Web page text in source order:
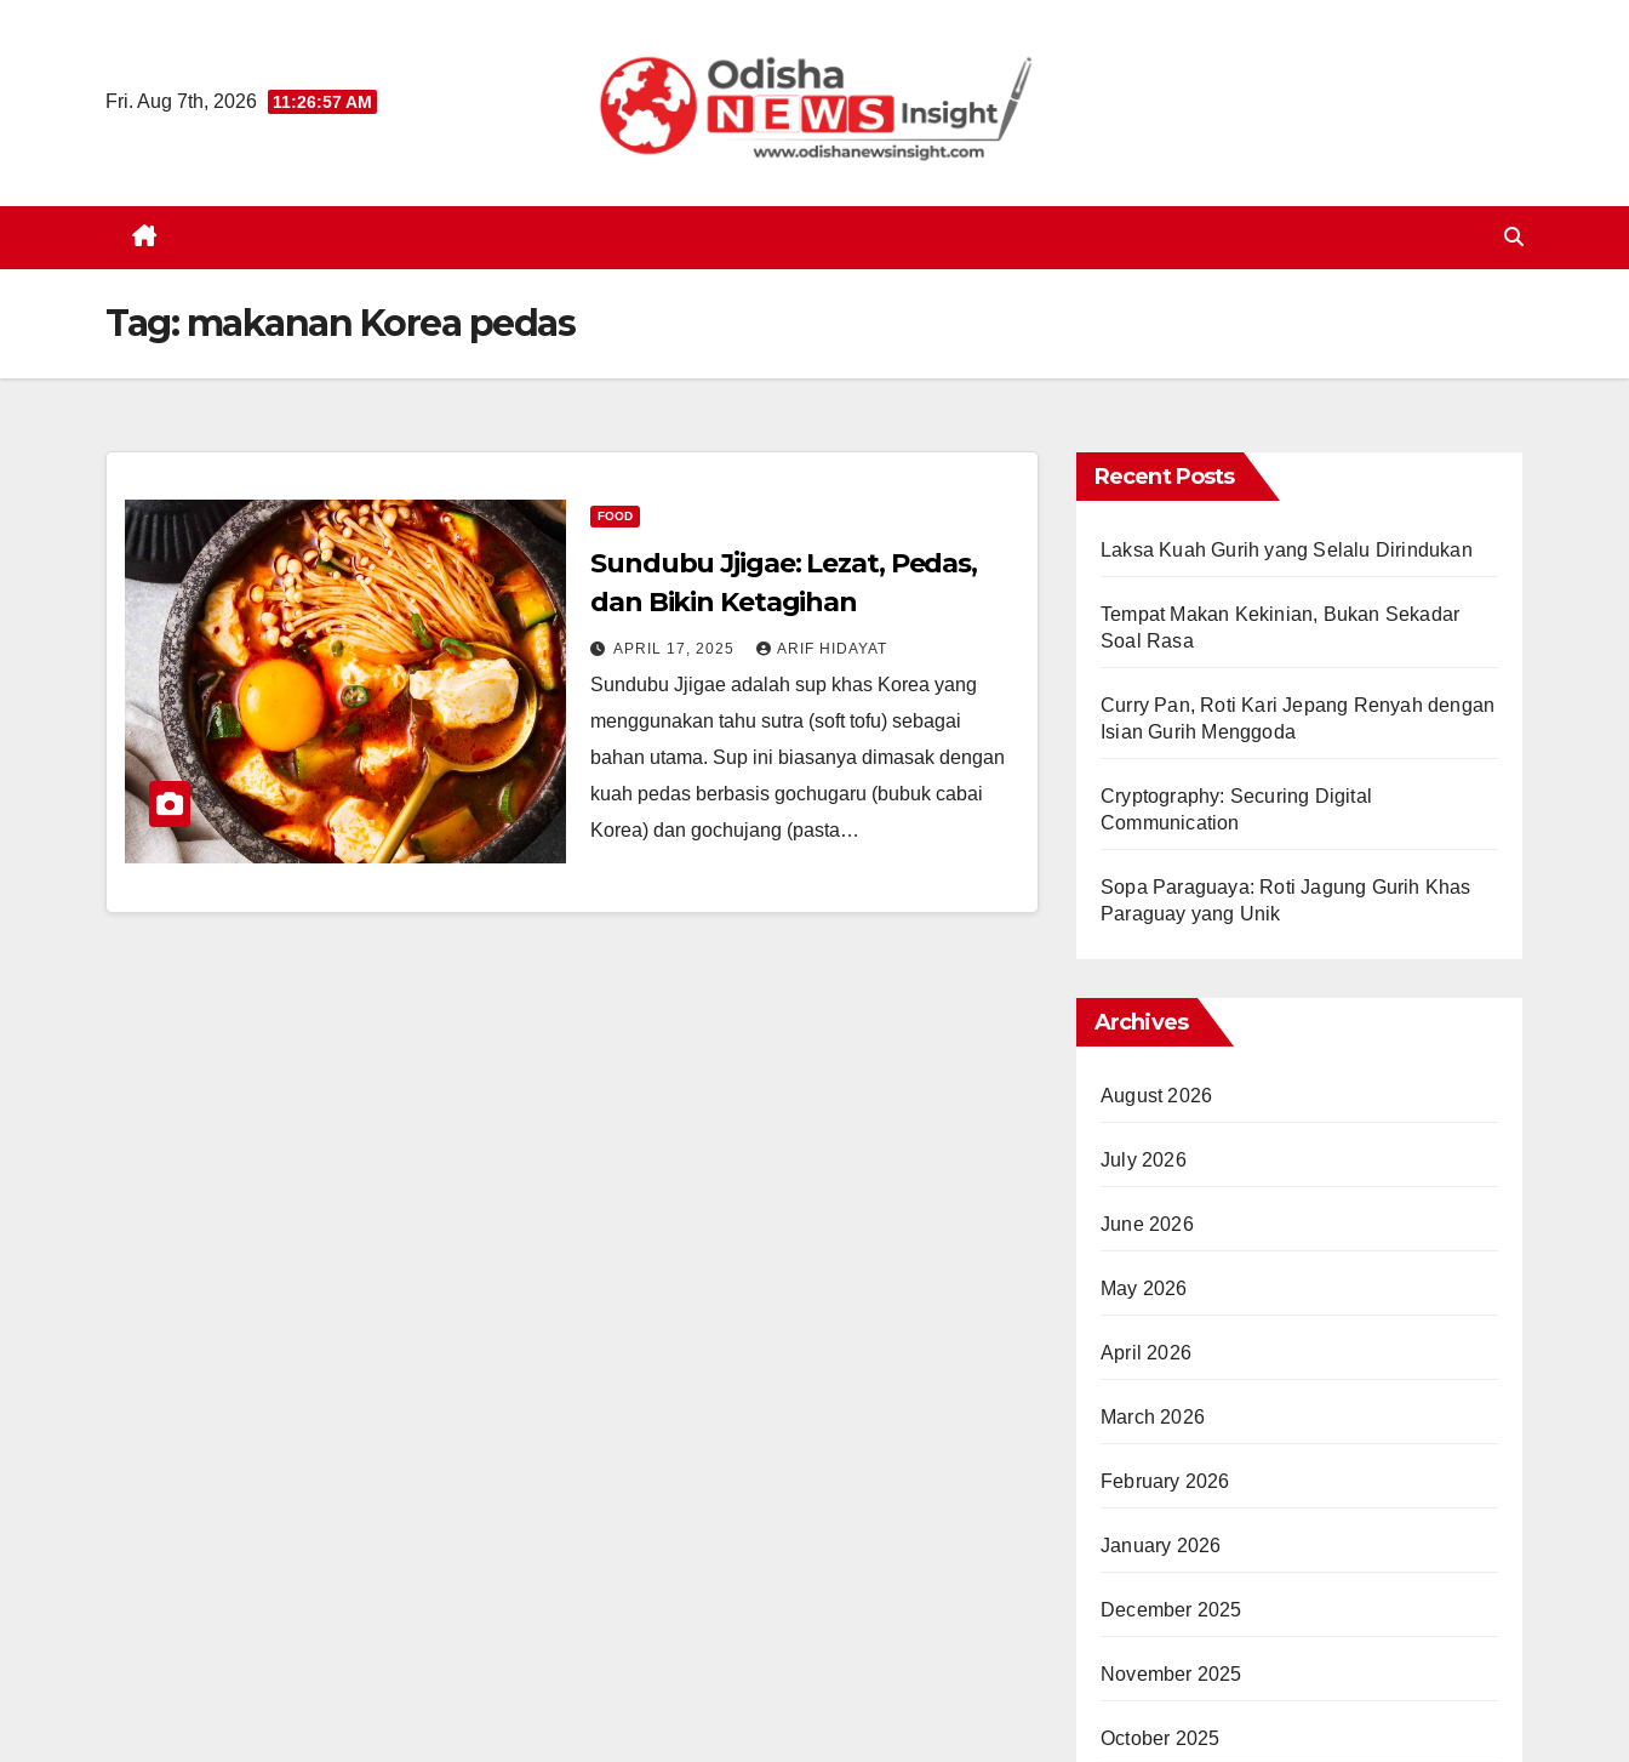
Fri. Aug 7th, 2026 11:26:57 AM
Tag: makanan Korea pedas
FOOD
Sundubu Jjigae: Lezat, Pedas,
dan Bikin Ketagihan
APRIL 17, 2025 ARIF HIDAYAT
Sundubu Jjigae adalah sup khas Korea yang
menggunakan tahu sutra (soft tofu) sebagai
bahan utama. Sup ini biasanya dimasak dengan
kuah pedas berbasis gochugaru (bubuk cabai
Korea) dan gochujang (pasta…
Recent Posts
Laksa Kuah Gurih yang Selalu Dirindukan
Tempat Makan Kekinian, Bukan Sekadar
Soal Rasa
Curry Pan, Roti Kari Jepang Renyah dengan
Isian Gurih Menggoda
Cryptography: Securing Digital
Communication
Sopa Paraguaya: Roti Jagung Gurih Khas
Paraguay yang Unik
Archives
August 2026
July 2026
June 2026
May 2026
April 2026
March 2026
February 2026
January 2026
December 2025
November 2025
October 2025